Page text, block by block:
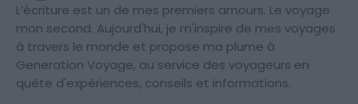
L’écriture est un de mes premiers amours. Le voyage
mon second. Aujourd'hui, je m'inspire de mes voyages
à travers le monde et propose ma plume à
Generation Voyage, au service des voyageurs en
quête d'expériences, conseils et informations.